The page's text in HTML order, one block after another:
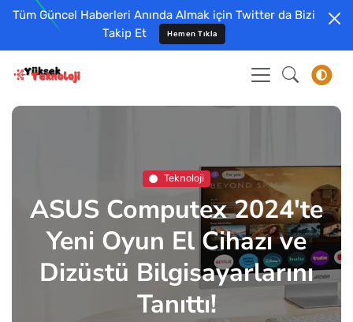
Tüm Güncel Haberleri Anında Almak için Twitter da Bizi
Takip Et
Hemen Tıkla
Teknoloji
ASUS Computex 2024'te
Yeni Oyun El Cihazı ve
Dizüstü Bilgisayarlarını
Tanıttı!